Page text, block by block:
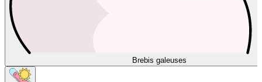
Brebis galeuses